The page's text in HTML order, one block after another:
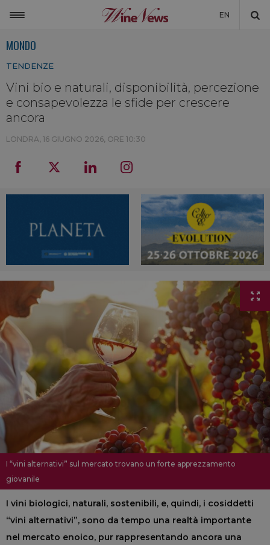
EN
NON SOLO VINO
LA CANTINA DI WINENEWS
DICONO DI NOI
MONDO
TENDENZE
Vini bio e naturali, disponibilità, percezione
e consapevolezza le sfide per crescere
ancora
LONDRA, 16 GIUGNO 2026, ORE 10:30
I “vini alternativi” sul mercato trovano un forte apprezzamento
giovanile
I vini biologici, naturali, sostenibili, e, quindi, i cosiddetti
“vini alternativi”, sono da tempo una realtà importante
nel mercato enoico, pur rappresentando ancora una